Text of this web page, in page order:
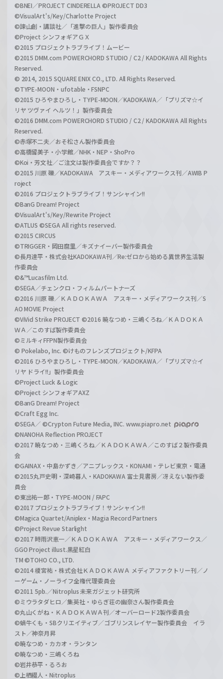
©BNEI／PROJECT CINDERELLA ©PROJECT DD3
©VisualArt's/Key/Charlotte Project
©諫山創・講談社／「進撃の巨人」製作委員会
©Project シンフォギアＧＸ
©2015 プロジェクトラブライブ！ムービー
©2015 DMM.com POWERCHORD STUDIO / C2 / KADOKAWA All Rights
Reserved.
© 2014, 2015 SQUARE ENIX CO., LTD. All Rights Reserved.
©TYPE-MOON・ufotable・FSNPC
©2015 ひろやまひろし・TYPE-MOON／KADOKAWA／「プリズマ☆イ
リヤ ツヴァイ ヘルツ！」製作委員会
©2016 DMM.com POWERCHORD STUDIO / C2 / KADOKAWA All Rights
Reserved.
©赤塚不二夫／おそ松さん製作委員会
©高橋留美子・小学館／NHK・NEP・ShoPro
©Koi・芳文社／ご注文は製作委員会ですか？？
©2015 川原 礫／KADOKAWA アスキー・メディアワークス刊／AWIB P
roject
©2016 プロジェクトラブライブ！サンシャイン!!
©BanG Dream! Project
©VisualArt's/Key/Rewrite Project
©ATLUS ©SEGA All rights reserved.
©2015 CIRCUS
©TRIGGER・岡田麿里／キズナイーバー製作委員会
©長月達平・株式会社KADOKAWA刊／Re:ゼロから始める異世界生活製
作委員会
©&™Lucasfilm Ltd.
©SEGA／チェンクロ・フィルムパートナーズ
©2016 川原 礫／ＫＡＤＯＫＡＷＡ アスキー・メディアワークス刊／S
AO MOVIE Project
©ViVid Strike PROJECT ©2016 暁なつめ・三嶋くろね／ＫＡＤＯＫＡ
ＷＡ／このすば製作委員会
©ミルキィFFPN製作委員会
© Pokelabo, Inc. ©けものフレンズプロジェクト/KFPA
©2016 ひろやまひろし・TYPE-MOON／KADOKAWA／「プリズマ☆イ
リヤ ドライ!!」製作委員会
©Project Luck & Logic
©Project シンフォギアAXZ
©BanG Dream! Project
©Craft Egg Inc.
©SEGA／ ©Crypton Future Media, INC. www.piapro.net
©NANOHA Reflection PROJECT
©2017 暁なつめ・三嶋くろね／ＫＡＤＯＫＡＷＡ／このすば２製作委員
会
©GAINAX・中島かずき／アニプレックス・KONAMI・テレビ東京・電通
©2015丸戸史明・深崎暮人・KADOKAWA 富士見書房／冴えない製作委
員会
©東出祐一郎・TYPE-MOON / FAPC
©2017 プロジェクトラブライブ！サンシャイン!!
©Magica Quartet/Aniplex・Magia Record Partners
©Project Revue Starlight
©2017 時雨沢恵一／ＫＡＤＯＫＡＷＡ アスキー・メディアワークス／
GGO Project illust.黒星紅白
TM ©TOHO CO., LTD.
©2014 榎宮祐・株式会社ＫＡＤＯＫＡＷＡ メディアファクトリー刊／ノ
ーゲーム・ノーライフ全権代理委員会
©2011 5pb.／Nitroplus 未来ガジェット研究所
©ミウラタダヒロ／集英社・ゆらぎ荘の幽奈さん製作委員会
©丸山くがね・ＫＡＤＯＫＡＷＡ刊／オーバーロード2製作委員会
©蝸牛くも・SBクリエイティブ／ゴブリンスレイヤー製作委員会 イラ
スト／神奈月昇
©暁なつめ・カカオ・ランタン
©暁なつめ・三嶋くろね
©岩井恭平・るろお
©上栖綴人・Nitroplus